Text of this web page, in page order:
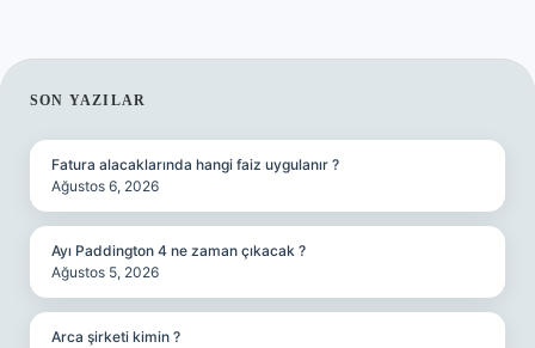
SIDEBAR
SON YAZILAR
Fatura alacaklarında hangi faiz uygulanır ?
Ağustos 6, 2026
Ayı Paddington 4 ne zaman çıkacak ?
Ağustos 5, 2026
Arca şirketi kimin ?